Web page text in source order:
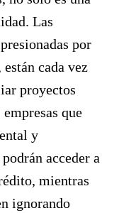
Las
por
cada vez
proyectos
que
y
acceder a
mientras
ignorando